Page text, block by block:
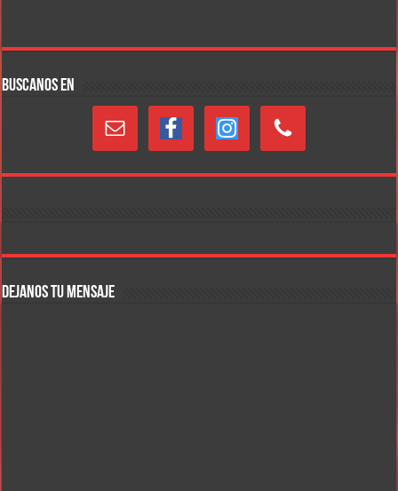
BUSCANOS EN
DEJANOS TU MENSAJE